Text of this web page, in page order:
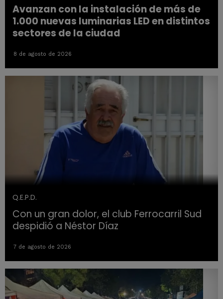
Avanzan con la instalación de más de
1.000 nuevas luminarias LED en distintos
sectores de la ciudad
8 de agosto de 2026
Q.E.P.D.
Con un gran dolor, el club Ferrocarril Sud
despidió a Néstor Díaz
7 de agosto de 2026